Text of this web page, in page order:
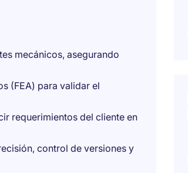
mecánicos, asegurando
(FEA) para validar el
requerimientos del cliente en
control de versiones y